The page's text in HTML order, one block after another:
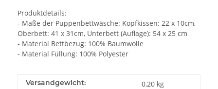
Produktdetails:
- Maße der Puppenbettwäsche: Kopfkissen: 22 x 10cm,
Oberbett: 41 x 31cm, Unterbett (Auflage): 54 x 25 cm
- Material Bettbezug: 100% Baumwolle
- Material Füllung: 100% Polyester
Versandgewicht: 0,20 kg